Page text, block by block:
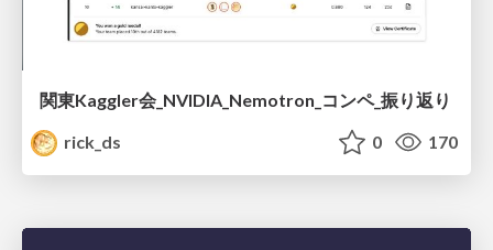
関東Kaggler会_NVIDIA_Nemotron_コンペ_振り返り
rick_ds
0 170